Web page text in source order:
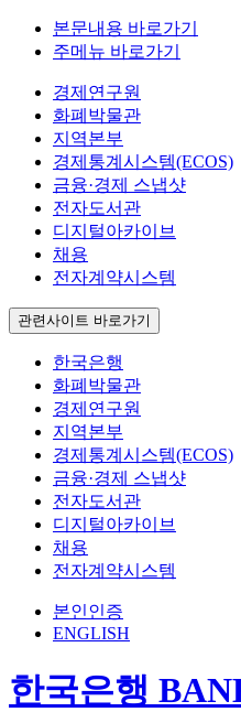
본문내용 바로가기
주메뉴 바로가기
경제연구원
화폐박물관
지역본부
경제통계시스템(ECOS)
금융·경제 스냅샷
전자도서관
디지털아카이브
채용
전자계약시스템
관련사이트 바로가기
한국은행
화폐박물관
경제연구원
지역본부
경제통계시스템(ECOS)
금융·경제 스냅샷
전자도서관
디지털아카이브
채용
전자계약시스템
본인인증
ENGLISH
한국은행